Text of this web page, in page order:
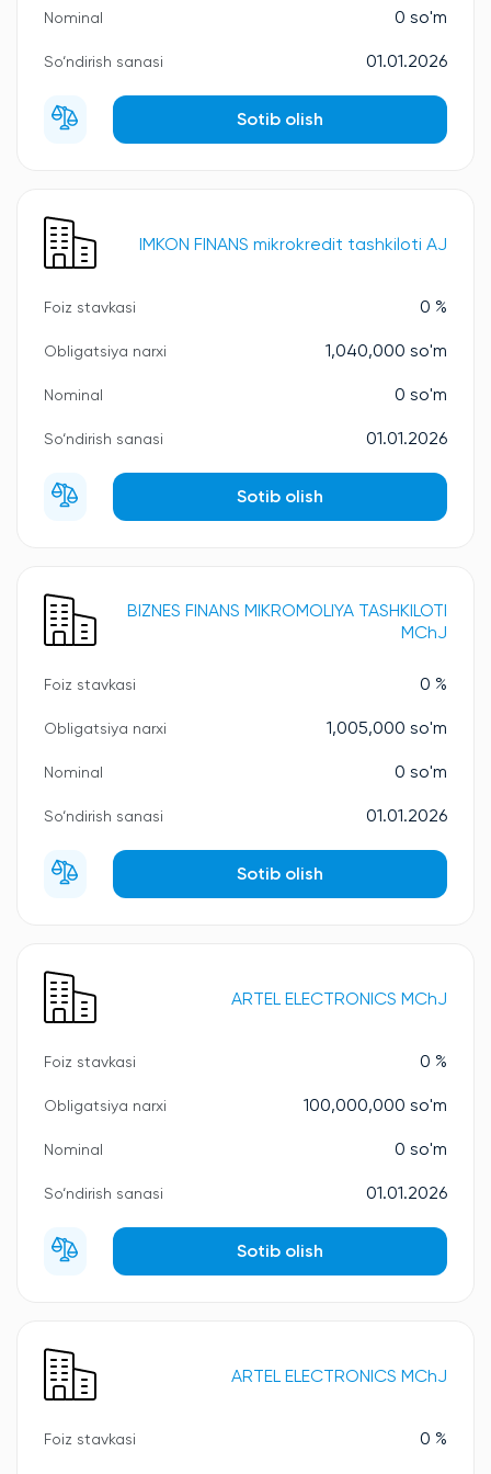
Nominal 0 so'm
So‘ndirish sanasi 01.01.2026
Sotib olish
IMKON FINANS mikrokredit tashkiloti AJ
Foiz stavkasi 0 %
Obligatsiya narxi 1,040,000 so'm
Nominal 0 so'm
So‘ndirish sanasi 01.01.2026
Sotib olish
BIZNES FINANS MIKROMOLIYA TASHKILOTI
MChJ
Foiz stavkasi 0 %
Obligatsiya narxi 1,005,000 so'm
Nominal 0 so'm
So‘ndirish sanasi 01.01.2026
Sotib olish
ARTEL ELECTRONICS MChJ
Foiz stavkasi 0 %
Obligatsiya narxi 100,000,000 so'm
Nominal 0 so'm
So‘ndirish sanasi 01.01.2026
Sotib olish
ARTEL ELECTRONICS MChJ
Foiz stavkasi 0 %